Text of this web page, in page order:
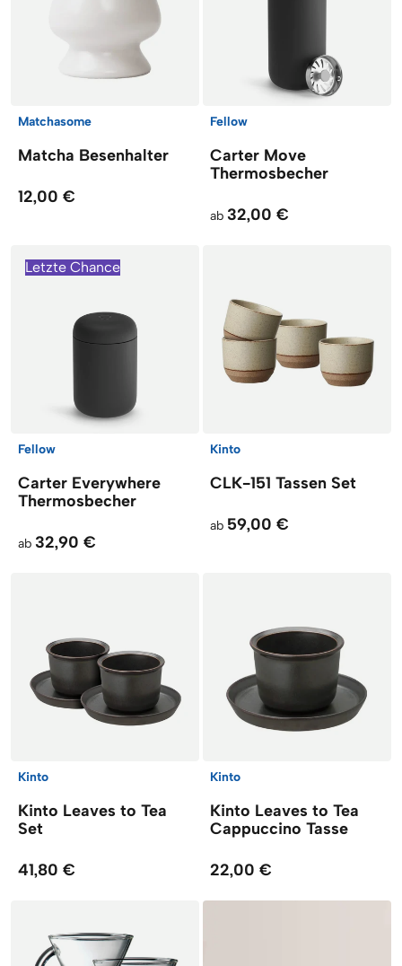
Matchasome
Matcha Besenhalter
12,00 €
Fellow
Carter Move
Thermosbecher
ab 32,00 €
Letzte Chance
Fellow
Carter Everywhere
Thermosbecher
ab 32,90 €
Kinto
CLK-151 Tassen Set
ab 59,00 €
Kinto
Kinto Leaves to Tea
Set
41,80 €
Kinto
Kinto Leaves to Tea
Cappuccino Tasse
22,00 €